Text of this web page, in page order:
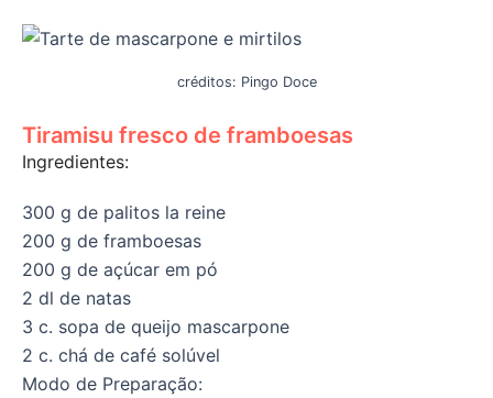
créditos: Pingo Doce
Tiramisu fresco de framboesas
Ingredientes:
300 g de palitos la reine
200 g de framboesas
200 g de açúcar em pó
2 dl de natas
3 c. sopa de queijo mascarpone
2 c. chá de café solúvel
Modo de Preparação: